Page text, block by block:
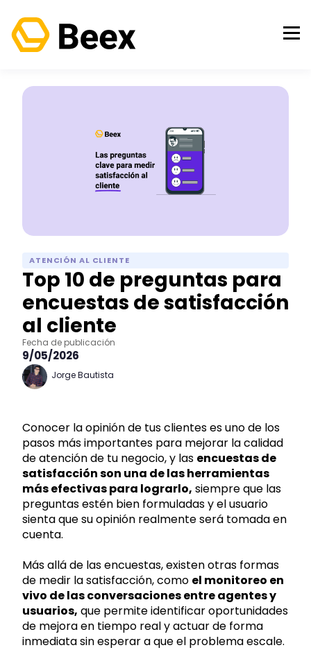
ATENCIÓN AL CLIENTE
Top 10 de preguntas para
encuestas de satisfacción
al cliente
Fecha de publicación
9/05/2026
Jorge Bautista
Conocer la opinión de tus clientes es uno de los
pasos más importantes para mejorar la calidad
de atención de tu negocio, y las encuestas de
satisfacción son una de las herramientas
más efectivas para lograrlo, siempre que las
preguntas estén bien formuladas y el usuario
sienta que su opinión realmente será tomada en
cuenta.
Más allá de las encuestas, existen otras formas
de medir la satisfacción, como el monitoreo en
vivo de las conversaciones entre agentes y
usuarios, que permite identificar oportunidades
de mejora en tiempo real y actuar de forma
inmediata sin esperar a que el problema escale.